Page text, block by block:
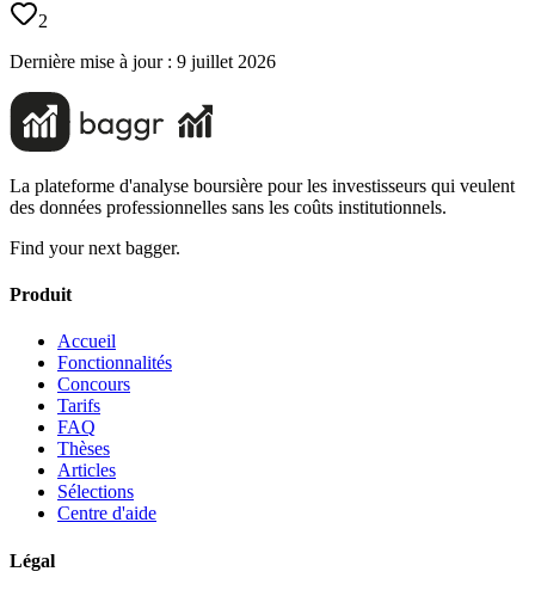
2
Dernière mise à jour : 9 juillet 2026
La plateforme d'analyse boursière pour les investisseurs qui veulent
des données professionnelles sans les coûts institutionnels.
Find your next bagger.
Produit
Accueil
Fonctionnalités
Concours
Tarifs
FAQ
Thèses
Articles
Sélections
Centre d'aide
Légal